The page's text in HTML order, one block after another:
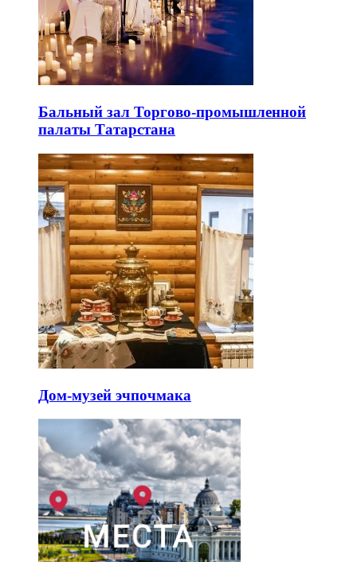
Бальный зал Торгово-промышленной
палаты Татарстана
Дом-музей эчпочмака